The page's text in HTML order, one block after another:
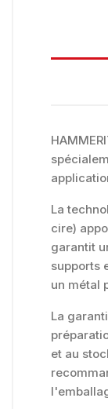
La
cire)
garantit
supports
un métal
La
et au